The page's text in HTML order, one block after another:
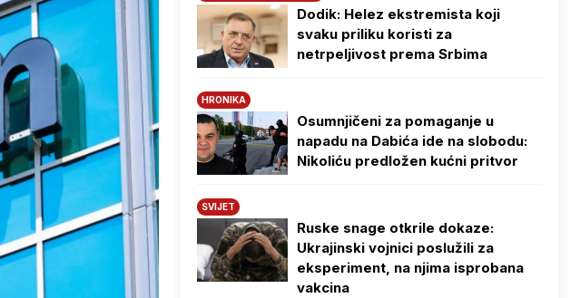
Dodik: Helez ekstremista koji
svaku priliku koristi za
netrpeljivost prema Srbima
HRONIKA
Osumnjičeni za pomaganje u
napadu na Dabića ide na slobodu:
Nikoliću predložen kućni pritvor
SVIJET
Ruske snage otkrile dokaze:
Ukrajinski vojnici poslužili za
eksperiment, na njima isprobana
vakcina